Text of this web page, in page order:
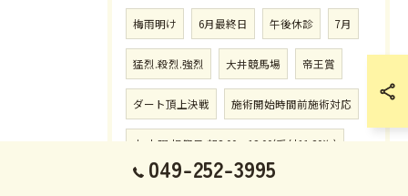
梅雨明け 6月最終日 午後休診 7月
猛烈.殺烈.強烈 大井競馬場 帝王賞
ダート頂上決戦 施術開始時間前施術対応
水.土曜.祝祭日.朝8:00〜12:00(受付11:30迄)
049-252-3995